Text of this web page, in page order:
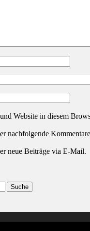
Website in diesem
nachfolgende
neue Beiträge via E-Mail.